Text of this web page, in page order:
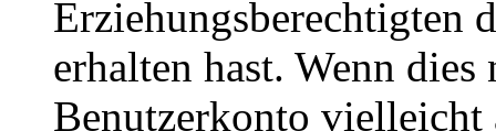
Erziehungsberechtigten
erhalten hast. Wenn
Benutzerkonto